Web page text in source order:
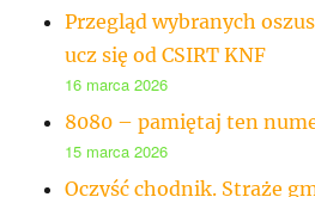
Przegląd wybranych
ucz się od CSIRT KNF
16 marca 2026
8080 – pamiętaj ten
15 marca 2026
Oczyść chodnik. Straże